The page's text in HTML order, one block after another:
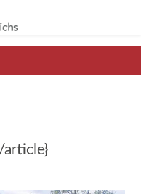
article}